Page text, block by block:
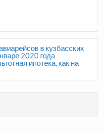
в кузбасских
2020 года
ипотека, как на